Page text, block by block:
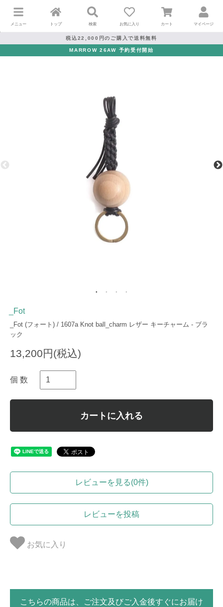
メニュー トップ 検索 お気に入り カート マイページ
税込22,000円のご購入で送料無料
MARROW 26AW 予約受付開始
_Fot
_Fot (フォート) / 1607a Knot ball_charm レザー キーチャーム - ブラ
ック
13,200円(税込)
個 数
カートに入れる
レビューを見る(0件)
レビューを投稿
お気に入り
こちらの商品は、ご注文及びご入金後すぐにお届け